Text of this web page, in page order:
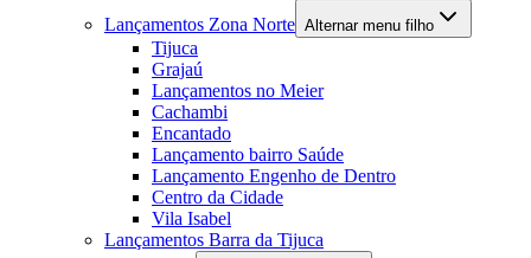
Lançamentos Zona Norte Alternar menu filho
Tijuca
Grajaú
Lançamentos no Meier
Cachambi
Encantado
Lançamento bairro Saúde
Lançamento Engenho de Dentro
Centro da Cidade
Vila Isabel
Lançamentos Barra da Tijuca